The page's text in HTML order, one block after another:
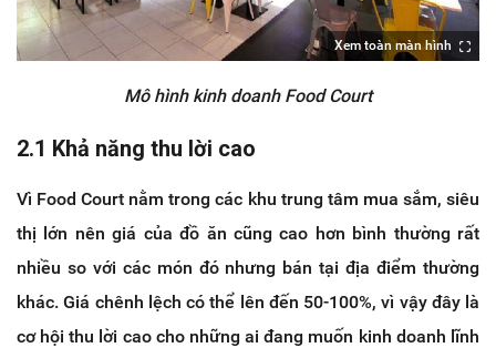
Xem toàn màn hình
Mô hình kinh doanh Food Court
2.1 Khả năng thu lời cao
Vì Food Court nằm trong các khu trung tâm mua sắm, siêu
thị lớn nên giá của đồ ăn cũng cao hơn bình thường rất
nhiều so với các món đó nhưng bán tại địa điểm thường
khác. Giá chênh lệch có thể lên đến 50-100%, vì vậy đây là
cơ hội thu lời cao cho những ai đang muốn kinh doanh lĩnh